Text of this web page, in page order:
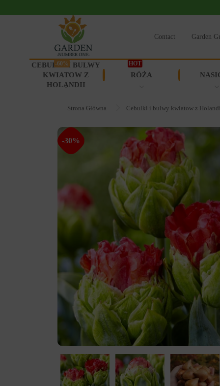
Contact Garden
CEBULKI I BULWY
KWIATOW Z
HOLANDII
-60%
RÓŻA
HOT
Strona Główna Cebulki i bulwy kwiatow z
-30%